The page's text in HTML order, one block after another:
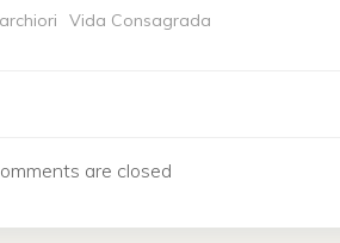
Vida Consagrada
de
are closed